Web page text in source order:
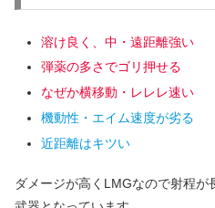
溶け良く、中・遠距離強い
弾薬の多さでゴリ押せる
なぜか横移動・レレレ速い
機動性・エイム速度が劣る
近距離はキツい
ダメージが高くLMGなので射程